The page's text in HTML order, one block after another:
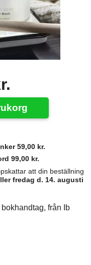
59,00 kr.
99,00 kr.
att din beställning
fredag d. 14. augusti
från Ib